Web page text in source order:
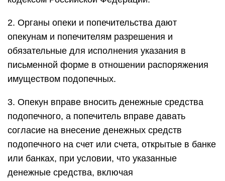
2. Органы опеки и попечительства дают
опекунам и попечителям разрешения и
обязательные для исполнения указания в
письменной форме в отношении распоряжения
имуществом подопечных.
3. Опекун вправе вносить денежные средства
подопечного, а попечитель вправе давать
согласие на внесение денежных средств
подопечного на счет или счета, открытые в банке
или банках, при условии, что указанные
денежные средства, включая